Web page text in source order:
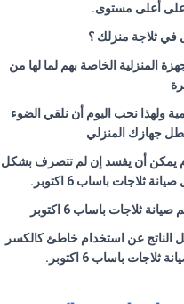
على أعلى مستوى.
ثلاجة منزلك ؟
المنزلية الخاصة بهم لما لها من
ولهذا نحب اليوم أن نلقي الضوء
جهازك المنزلي
يمكن أن يفسد إن لم تتصرف بشكل
باساب 6 اكتوبر.
ثلاجات باساب 6 اكتوبر
الناتج عن استخدام خاطئ كالكسر
باساب 6 اكتوبر.